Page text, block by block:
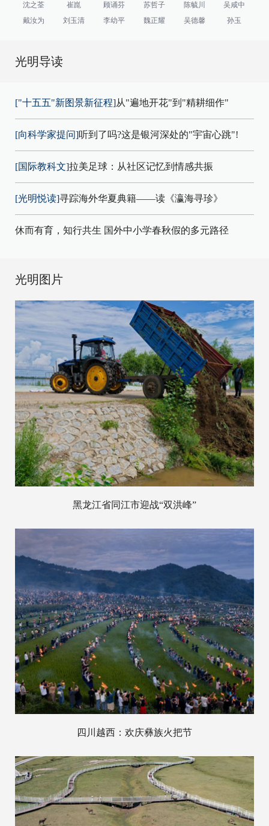
沈之荃 崔崑 顾诵芬 苏哲子 陈毓川
吴咸中
戴汝为
刘玉清 李幼平 魏正耀 吴德馨 孙玉
光明导读
["十五五"新图景新征程]从"遍地开花"到"精耕细作"
[向科学家提问]听到了吗?这是银河深处的"宇宙心跳"!
[国际教科文]拉美足球：从社区记忆到情感共振
[光明悦读]寻踪海外华夏典籍——读《瀛海寻珍》
休而有育，知行共生 国外中小学春秋假的多元路径
光明图片
黑龙江省同江市迎战“双洪峰”
四川越西：欢庆彝族火把节